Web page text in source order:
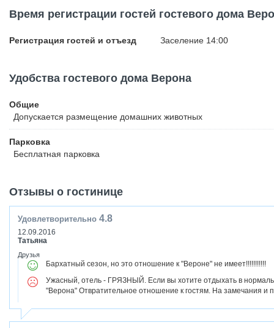
Время регистрации гостей гостевого дома
Регистрация гостей и отъезд Заселение 14:00
Удобства гостевого дома Верона
Общие
Допускается размещение домашних животных
Парковка
Бесплатная парковка
Отзывы о гостинице
Удовлетворительно 4.8
12.09.2016
Татьяна
Друзья
Бархатный сезон, но это отношение к "Вероне" не имеет!!!!!!!!!!!
Ужасный, отель - ГРЯЗНЫЙ. Если вы хотите отдыхать в
"Верона" Отвратительное отношение к гостям. На замечания и